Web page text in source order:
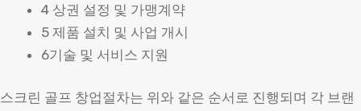
4 상권 설정 및 가맹계약
5 제품 설치 및 사업 개시
6기술 및 서비스 지원
스크린 골프 창업절차는 위와 같은 순서로 진행되며 각 브랜